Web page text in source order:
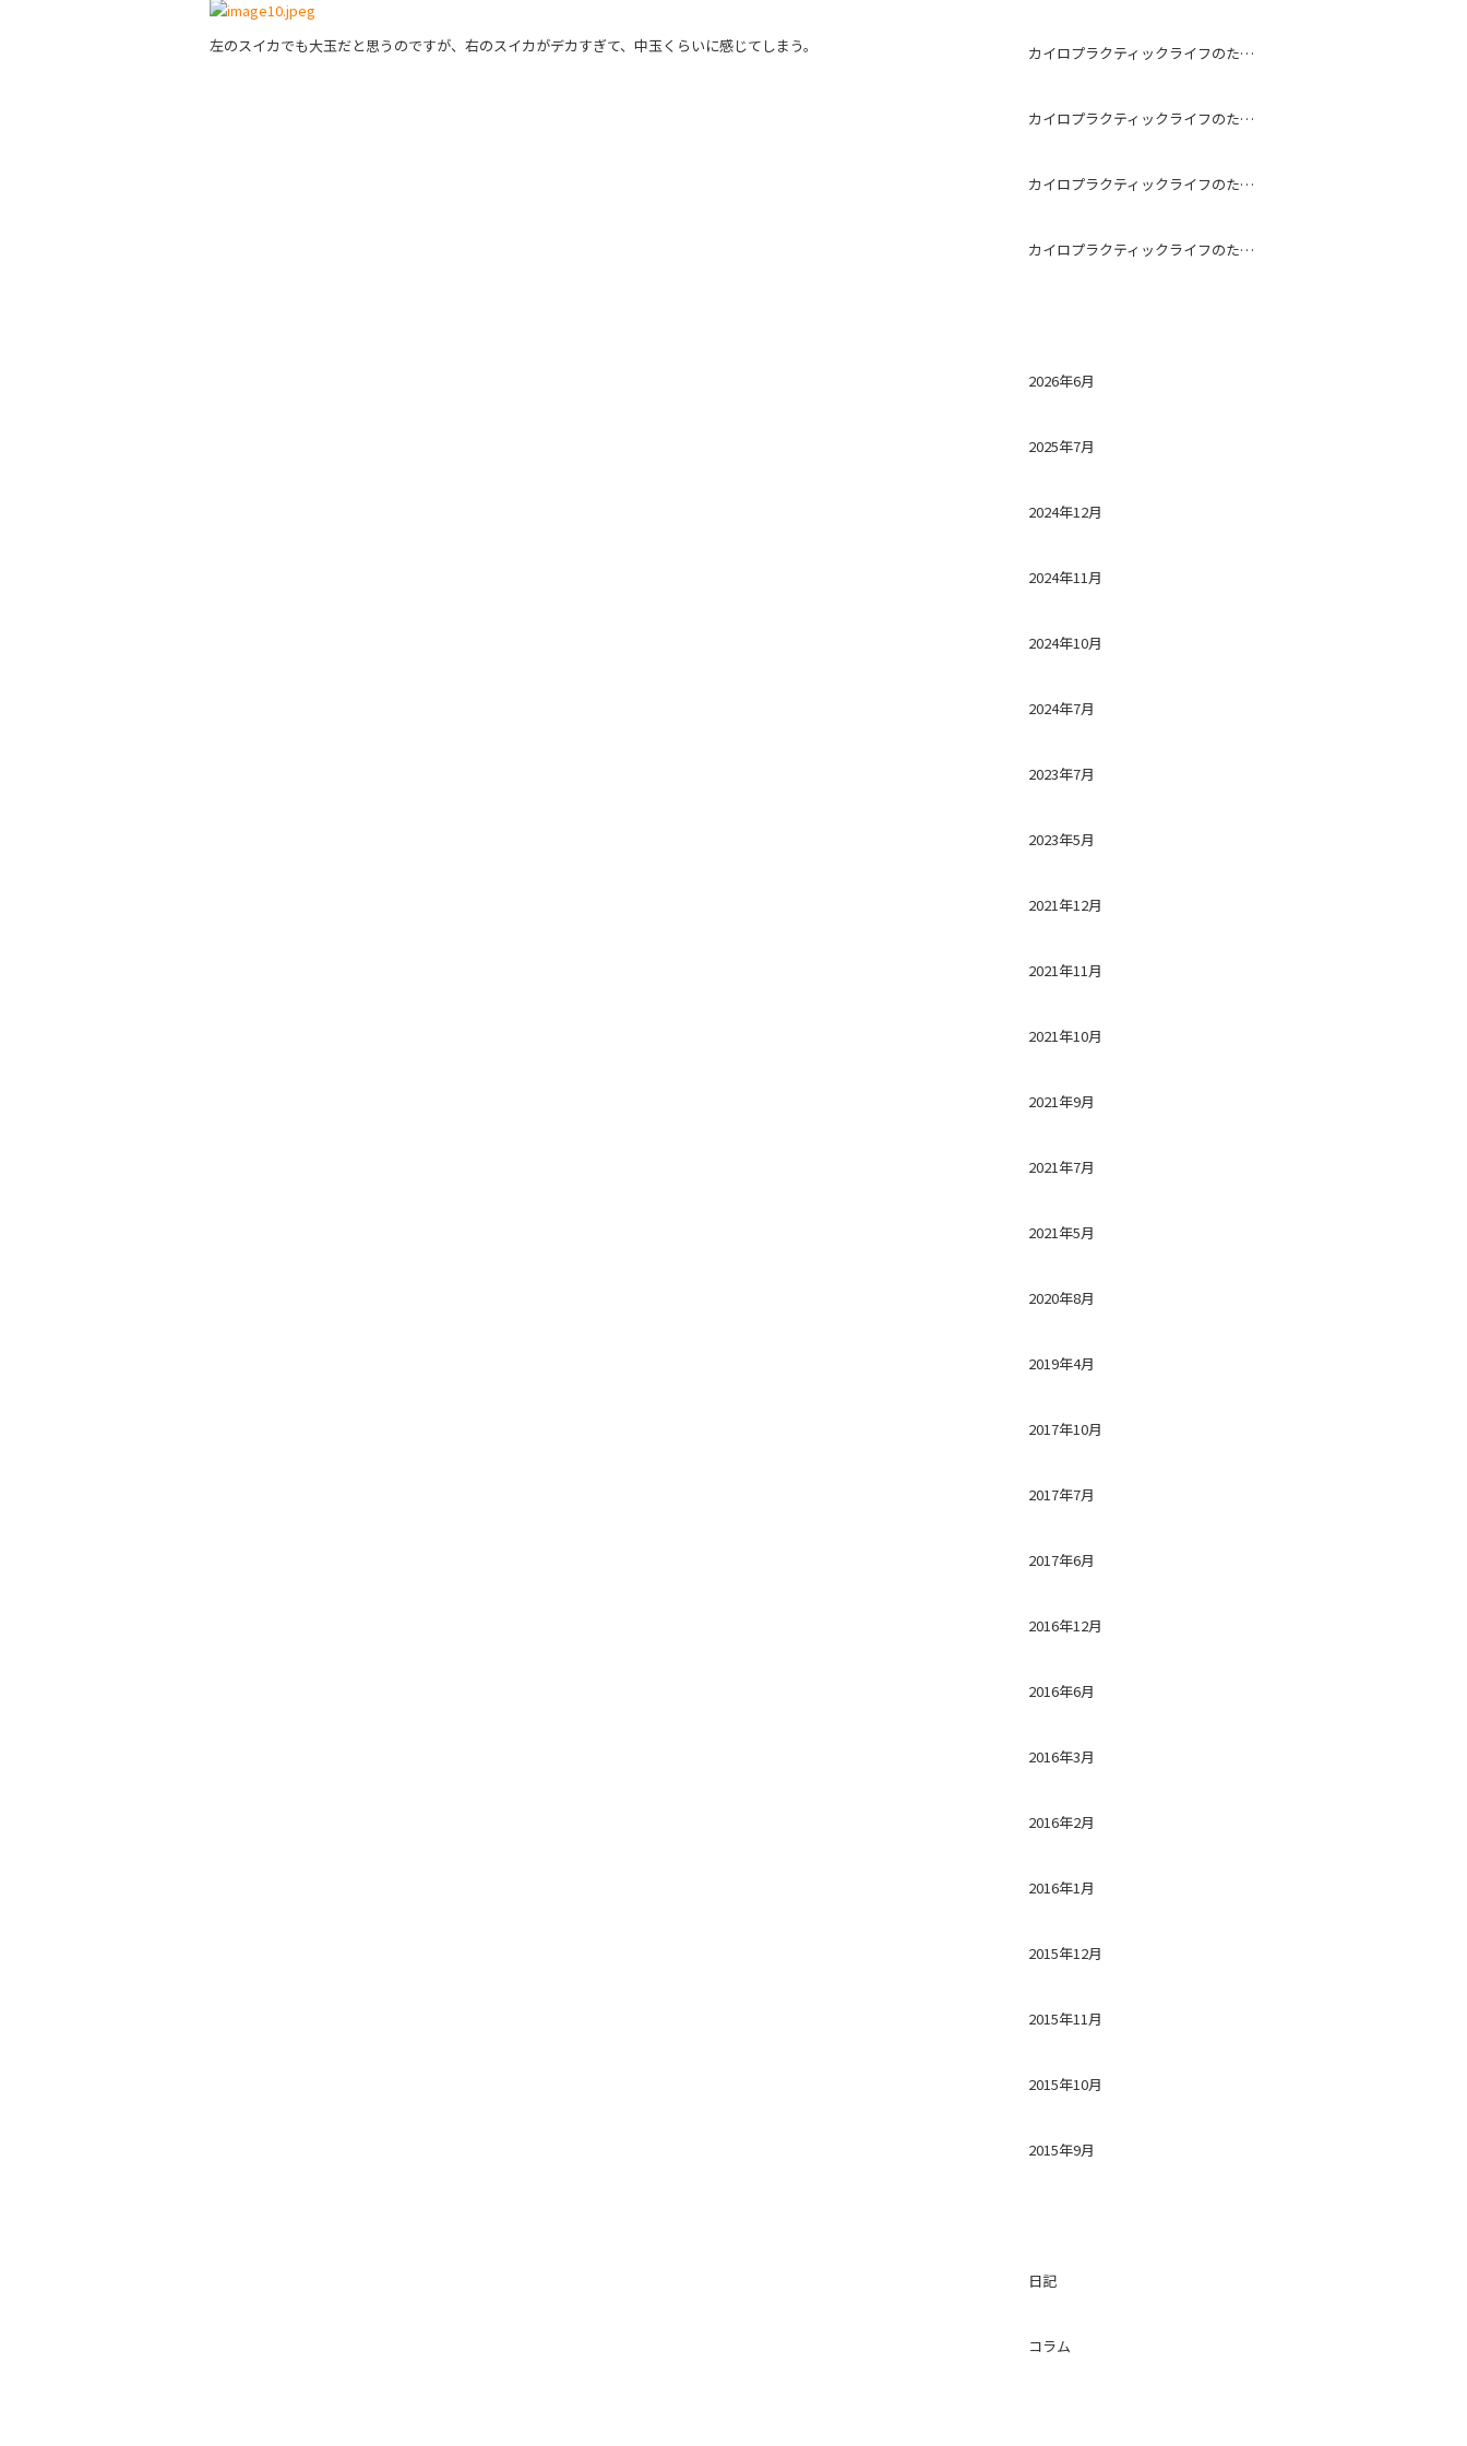
c
e
itt
er
e
左のスイカでも大玉だと思うのですが、右のスイカがデカすぎて、中玉くらいに感じてしまう。 カイロプラクティックライフのためになる話～予防～
カイロプラクティックライフのためになる話～ストレッチ～
カイロプラクティックライフのためになる話～冷房～
カイロプラクティックライフのためになる話～ストレートネック～
2026年6月
2025年7月
2024年12月
2024年11月
2024年10月
2024年7月
2023年7月
2023年5月
2021年12月
2021年11月
2021年10月
2021年9月
2021年7月
2021年5月
2020年8月
2019年4月
2017年10月
2017年7月
2017年6月
2016年12月
2016年6月
2016年3月
2016年2月
2016年1月
2015年12月
2015年11月
2015年10月
2015年9月
日記
コラム